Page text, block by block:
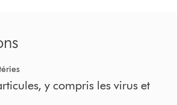
y compris les virus et